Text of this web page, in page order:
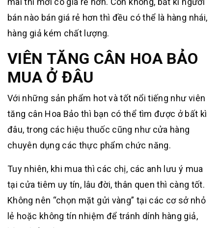
bán nào bán giá rẻ hơn thì đều có thể là hàng nhái,
hàng giả kém chất lượng.
VIÊN TĂNG CÂN HOA BẢO
MUA Ở ĐÂU
Với những sản phẩm hot và tốt nổi tiếng như viên
tăng cân Hoa Bảo thì bạn có thể tìm được ở bất kì
đâu, trong các hiệu thuốc cũng như cửa hàng
chuyên dụng các thực phẩm chức năng.
Tuy nhiên, khi mua thì các chị, các anh lưu ý mua
tại cửa tiêm uy tín, lâu đời, thân quen thì càng tốt.
Không nên “chọn mặt gửi vàng” tại các cơ sở nhỏ
lẻ hoặc không tín nhiệm để tránh dính hàng giả,